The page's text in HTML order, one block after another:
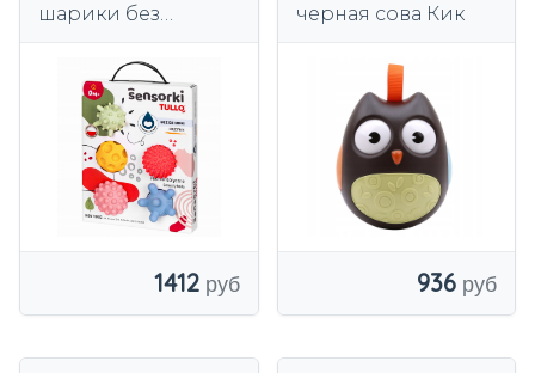
шарики без
1412
черная сова Кик
936